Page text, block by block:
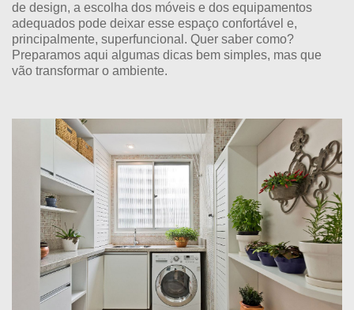
de design, a escolha dos móveis e dos equipamentos
adequados pode deixar esse espaço confortável e,
principalmente, superfuncional. Quer saber como?
Preparamos aqui algumas dicas bem simples, mas que
vão transformar o ambiente.